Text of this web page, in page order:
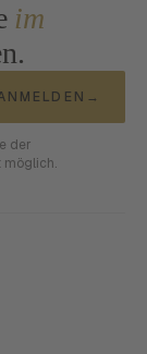
im
→
der
möglich.